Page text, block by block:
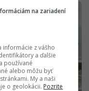
na zariadení
informácie z vášho
a ďalšie
používané
alebo môžu byť
My a naši
o geolokácii. Pozrite